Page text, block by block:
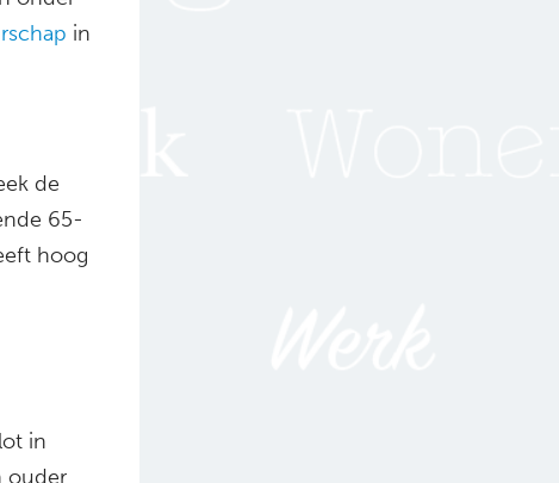
in
de
65-
hoog
in